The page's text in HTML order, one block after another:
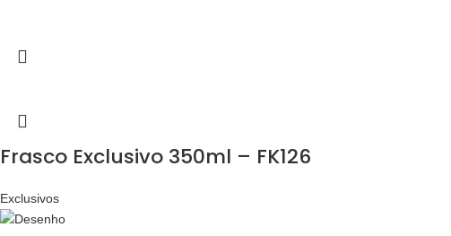
Frasco Exclusivo 350ml – FK126
Exclusivos